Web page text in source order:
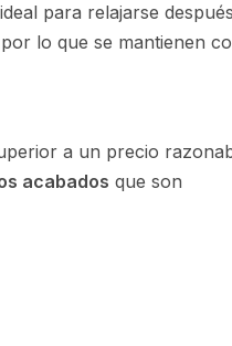
para relajarse
lo que se mantienen
a un precio
acabados que son